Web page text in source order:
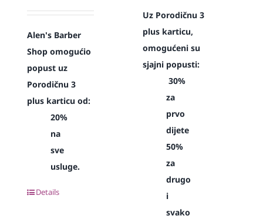
Alen's Barber
Shop omogućio
popust uz
Porodičnu 3
plus karticu od:
20%
na
sve
usluge.
Details
Uz Porodičnu 3
plus karticu,
omogućeni su
sjajni popusti:
30%
za
prvo
dijete
50%
za
drugo
i
svako